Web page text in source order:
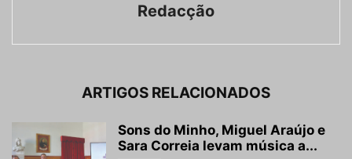
Redacção
ARTIGOS RELACIONADOS
Sons do Minho, Miguel Araújo e
Sara Correia levam música a...